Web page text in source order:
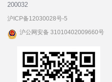
200032
沪ICP备12030028号-5
沪公网安备 31010402009660号